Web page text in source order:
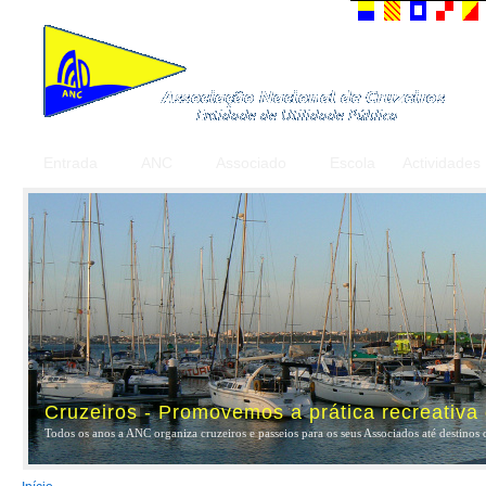
Cruzeiros - Promovemos a prática
Todos os anos a ANC organiza cruzeiros e passeios para os seus Associados até